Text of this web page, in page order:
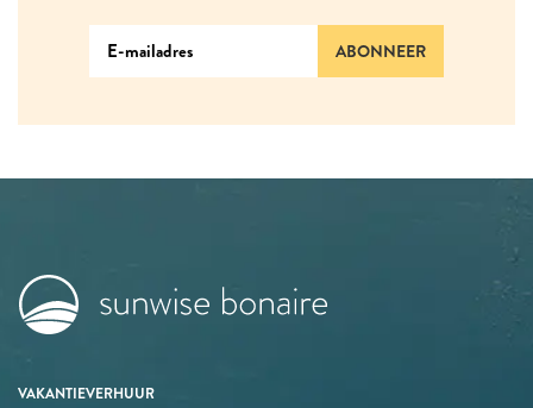
ABONNEER
VAKANTIEVERHUUR